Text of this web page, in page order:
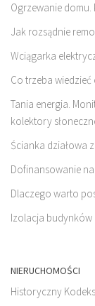
Ogrzewanie domu.
Jak rozsądnie
Wciągarka
Co trzeba
Tania energia.
kolektory
Ścianka działowa
Dofinansowanie
Dlaczego warto
Izolacja budynków
NIERUCHOMOŚCI
Historyczny